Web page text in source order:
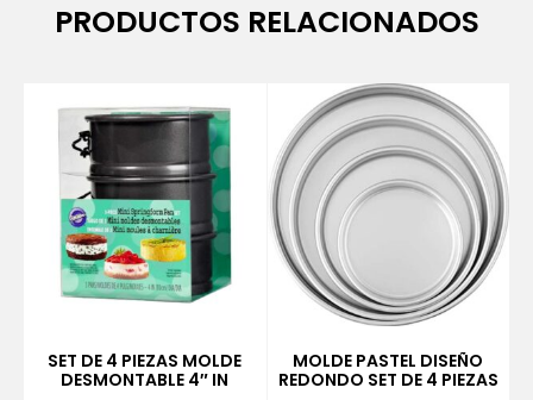
PRODUCTOS RELACIONADOS
SET DE 4 PIEZAS MOLDE
DESMONTABLE 4″ IN
MOLDE PASTEL DISEÑO
REDONDO SET DE 4 PIEZAS